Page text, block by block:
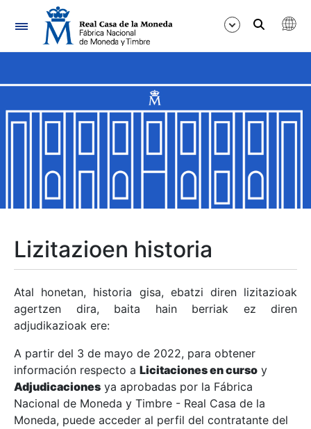
Nabigazioa
Erakutsi/Ezkutatu
Erakutsi/Ezkutatu
Erakutsi/Ezkutatu
Erakutsi/Ezkutatu
Erakutsi/Ezkutatu
Erakutsi/Ezkutatu
Erakutsi/Ezkutatu
Lizitazioen historia
Atal honetan, historia gisa, ebatzi diren lizitazioak
agertzen dira, baita hain berriak ez diren
adjudikazioak ere:
A partir del 3 de mayo de 2022, para obtener
información respecto a Licitaciones en curso y
Adjudicaciones ya aprobadas por la Fábrica
Nacional de Moneda y Timbre - Real Casa de la
Moneda, puede acceder al perfil del contratante del